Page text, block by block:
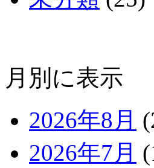
月別に表示
2026年8月
2026年7月